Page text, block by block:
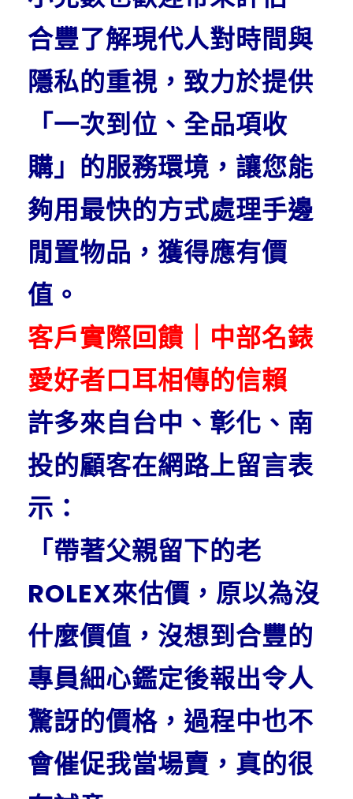
合豐了解現代人對時間與
隱私的重視，致力於提供
「一次到位、全品項收
購」的服務環境，讓您能
夠用最快的方式處理手邊
閒置物品，獲得應有價
值。
客戶實際回饋｜中部名錶
愛好者口耳相傳的信賴
許多來自台中、彰化、南
投的顧客在網路上留言表
示：
「帶著父親留下的老
ROLEX來估價，原以為沒
什麼價值，沒想到合豐的
專員細心鑑定後報出令人
驚訝的價格，過程中也不
會催促我當場賣，真的很